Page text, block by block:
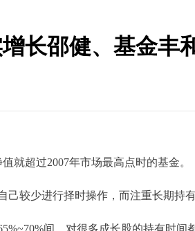
长邵健、基金丰
就超过2007年市场最高点时的基金。
较少进行择时操作，而注重长期持有
间，对很多成长股的持有时